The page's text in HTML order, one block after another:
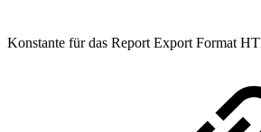
Konstante für das Report Export Format